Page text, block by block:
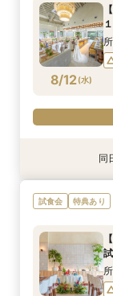
8/11(火)
8/11(火)
8/11(火)
8/11(火)
8/11(火)
8/11(火)
8/12(水)
特典あり
8/12(水)
8/12(水)
特典あり
8/12(水)
同
試食会 特典あり